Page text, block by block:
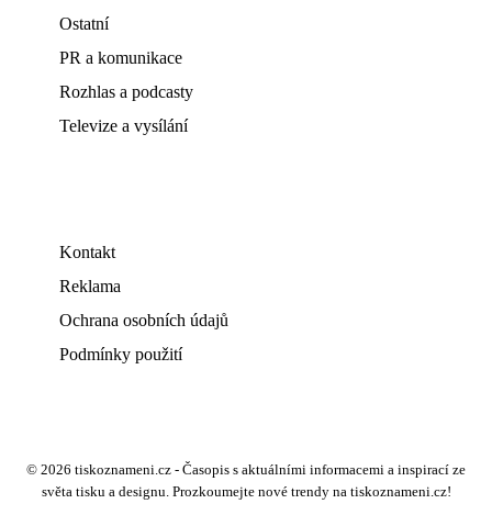
Ostatní
PR a komunikace
Rozhlas a podcasty
Televize a vysílání
Kontakt
Reklama
Ochrana osobních údajů
Podmínky použití
© 2026 tiskoznameni.cz - Časopis s aktuálními informacemi a inspirací ze
světa tisku a designu. Prozkoumejte nové trendy na tiskoznameni.cz!